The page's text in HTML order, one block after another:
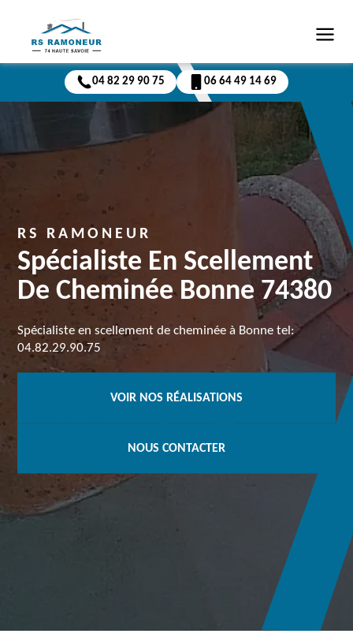
04 82 29 90 75 06 64 49 14 69
RS RAMONEUR
Spécialiste En Scellement
De Cheminée Bonne 74380
Spécialiste en scellement de cheminée à Bonne tel:
04.82.29.90.75
VOIR NOS RÉALISATIONS
NOUS CONTACTER